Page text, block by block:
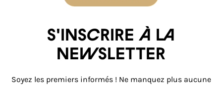
S'inscrire à la
newsletter
Soyez les premiers informés ! Ne manquez plus aucune